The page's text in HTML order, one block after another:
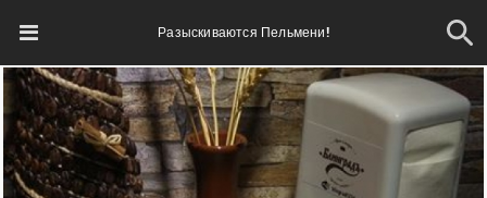
Разыскиваются Пельмени!